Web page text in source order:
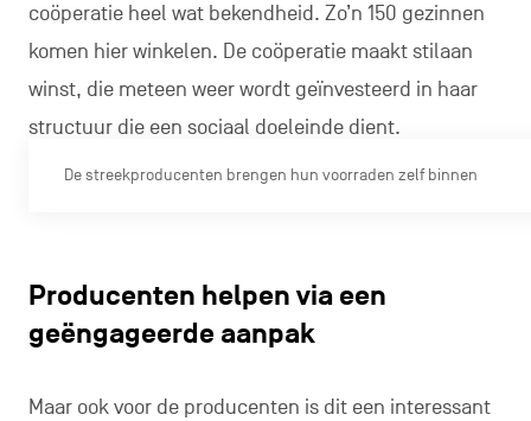
coöperatie heel wat bekendheid. Zo’n 150 gezinnen
komen hier winkelen. De coöperatie maakt stilaan
winst, die meteen weer wordt geïnvesteerd in haar
structuur die een sociaal doeleinde dient.
De streekproducenten brengen hun voorraden zelf binnen
Producenten helpen via een
geëngageerde aanpak
Maar ook voor de producenten is dit een interessant